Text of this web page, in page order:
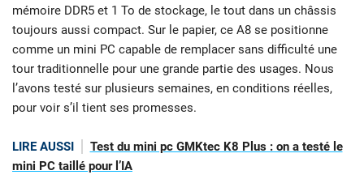
mémoire DDR5 et 1 To de stockage, le tout dans un châssis
toujours aussi compact. Sur le papier, ce A8 se positionne
comme un mini PC capable de remplacer sans difficulté une
tour traditionnelle pour une grande partie des usages. Nous
l’avons testé sur plusieurs semaines, en conditions réelles,
pour voir s’il tient ses promesses.
LIRE AUSSI
Test du mini pc GMKtec K8 Plus : on a testé le
mini PC taillé pour l’IA